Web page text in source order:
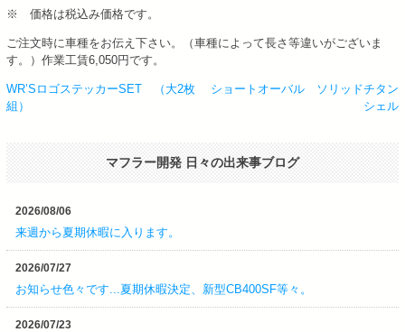
※ 価格は税込み価格です。
ご注文時に車種をお伝え下さい。（車種によって長さ等違いがございま
す。）作業工賃6,050円です。
ー
シ
ョ
ン
WR’SロゴステッカーSET （大2枚
組）
ショートオーバル ソリッドチタン
シェル
マフラー開発 日々の出来事ブログ
2026/08/06
来週から夏期休暇に入ります。
2026/07/27
お知らせ色々です...夏期休暇決定、新型CB400SF等々。
2026/07/23